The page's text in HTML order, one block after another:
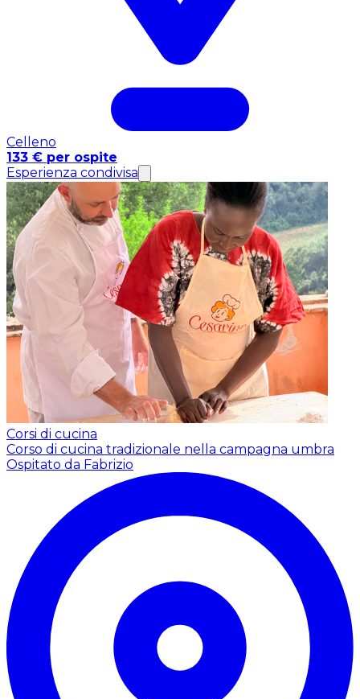
Celleno
133 € per ospite
Esperienza condivisa
Corsi di cucina
Corso di cucina tradizionale nella campagna umbra
Ospitato da Fabrizio